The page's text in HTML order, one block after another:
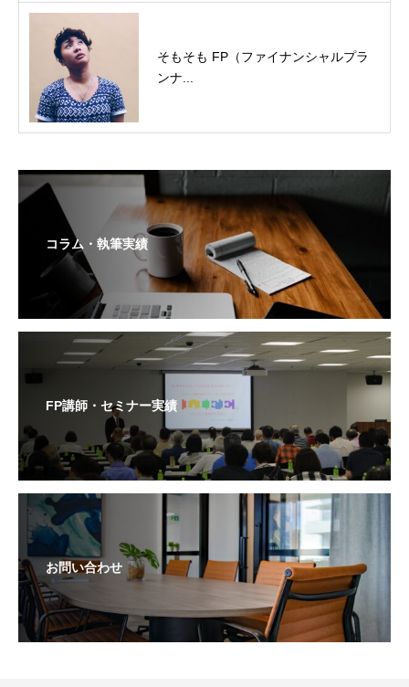
そもそも FP（ファイナンシャルプラ
ンナ...
コラム・執筆実績
FP講師・セミナー実績
お問い合わせ